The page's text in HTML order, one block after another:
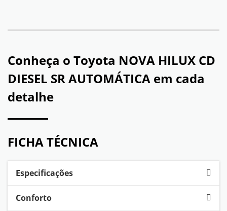
Conheça o Toyota NOVA HILUX CD
DIESEL SR AUTOMÁTICA em cada
detalhe
FICHA TÉCNICA
Especificações
Conforto